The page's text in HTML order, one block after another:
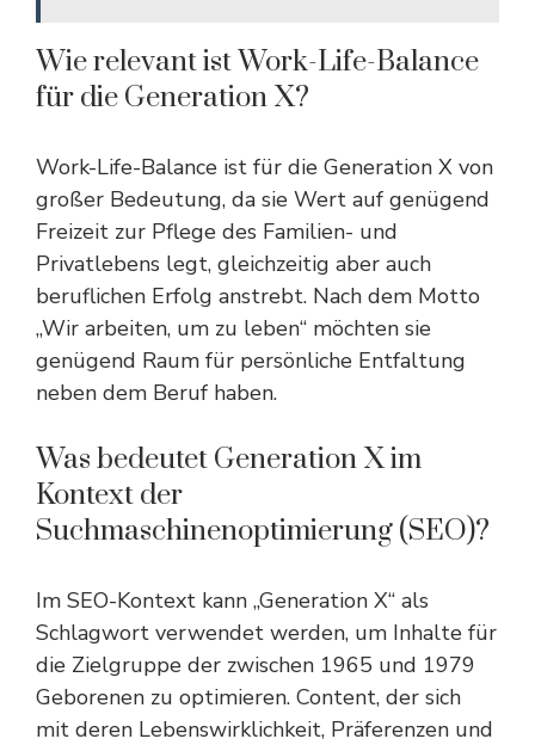
Wie relevant ist Work-Life-Balance
für die Generation X?
Work-Life-Balance ist für die Generation X von
großer Bedeutung, da sie Wert auf genügend
Freizeit zur Pflege des Familien- und
Privatlebens legt, gleichzeitig aber auch
beruflichen Erfolg anstrebt. Nach dem Motto
„Wir arbeiten, um zu leben“ möchten sie
genügend Raum für persönliche Entfaltung
neben dem Beruf haben.
Was bedeutet Generation X im
Kontext der
Suchmaschinenoptimierung (SEO)?
Im SEO-Kontext kann „Generation X“ als
Schlagwort verwendet werden, um Inhalte für
die Zielgruppe der zwischen 1965 und 1979
Geborenen zu optimieren. Content, der sich
mit deren Lebenswirklichkeit, Präferenzen und